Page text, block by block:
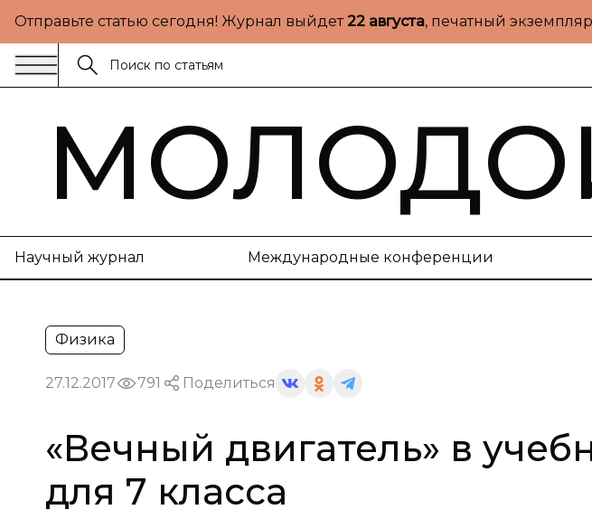
Отправьте статью сегодня! Журнал выйдет22 августа, печатный
Научный журнал Международные конференции
Физика
27.12.2017 791 Поделиться
«Вечный двигатель» в
для 7 класса